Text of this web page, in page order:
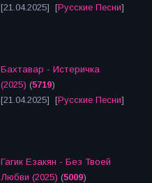
[21.04.2025] [Русские Песни]
Бахтавар - Истеричка
(2025) (5719)
[21.04.2025] [Русские Песни]
Гагик Езакян - Без Твоей
Любви (2025) (5009)